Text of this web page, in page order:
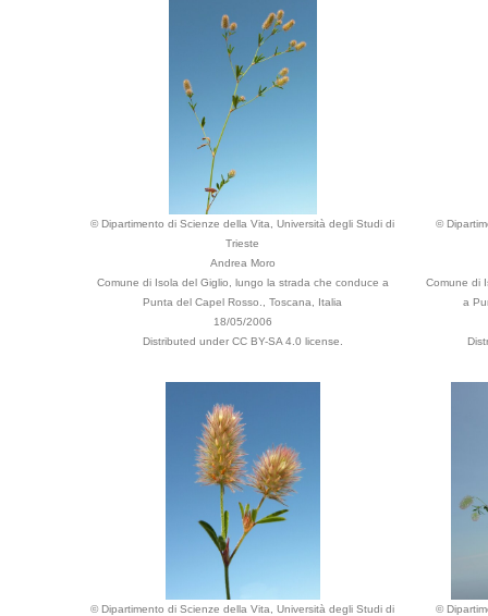
© Dipartimento di Scienze della Vita, Università degli Studi di
Trieste
Andrea Moro
Comune di Isola del Giglio, lungo la strada che conduce a
Punta del Capel Rosso., Toscana, Italia
18/05/2006
Distributed under CC BY-SA 4.0 license.
©
Comune di
a
© Dipartimento di Scienze della Vita, Università degli Studi di
©